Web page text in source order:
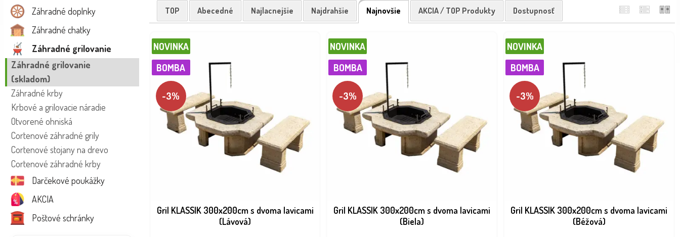
Záhradné doplnky
Záhradné chatky
Záhradné grilovanie
Záhradné grilovanie
(skladom)
Záhradné krby
Krbové a grilovacie náradie
Otvorené ohniská
Cortenové záhradné grily
Cortenové stojany na drevo
Cortenové záhradné krby
Darčekové poukážky
AKCIA
Poštové schránky
TOP Abecedné Najlacnejšie Najdrahšie Najnovšie AKCIA / TOP Produkty Dostupnosť
Gril KLASSIK 300x200cm s dvoma lavicami
(Lávová)
NOVINKA
BOMBA
-3%
Gril KLASSIK 300x200cm s dvoma lavicami
(Biela)
NOVINKA
BOMBA
-3%
Gril KLASSIK 300x200cm s dvoma lavicami
(Béžová)
NOVINKA
BOMBA
-3%